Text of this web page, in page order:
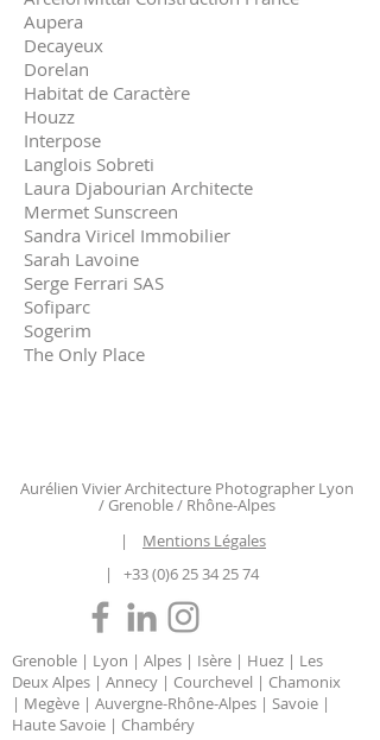
Aupera
Decayeux
Dorelan
Habitat de Caractère
Houzz
Interpose
Langlois Sobreti
Laura Djabourian Architecte
Mermet Sunscreen
Sandra Viricel Immobilier
Sarah Lavoine
Serge Ferrari SAS
Sofiparc
Sogerim
The Only Place
Aurélien Vivier Architecture Photographer Lyon
/ Grenoble / Rhône-Alpes
| Mentions Légales
| +33 (0)6 25 34 25 74
Grenoble | Lyon | Alpes | Isère | Huez | Les
Deux Alpes | Annecy | Courchevel | Chamonix
| Megève | Auvergne-Rhône-Alpes | Savoie |
Haute Savoie | Chambéry